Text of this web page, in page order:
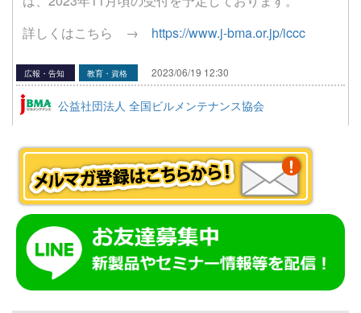
詳しくはこちら → https://www.j-bma.or.jp/iccc
広報・告知 教育・資格 2023/06/19 12:30
公益社団法人 全国ビルメンテナンス協会